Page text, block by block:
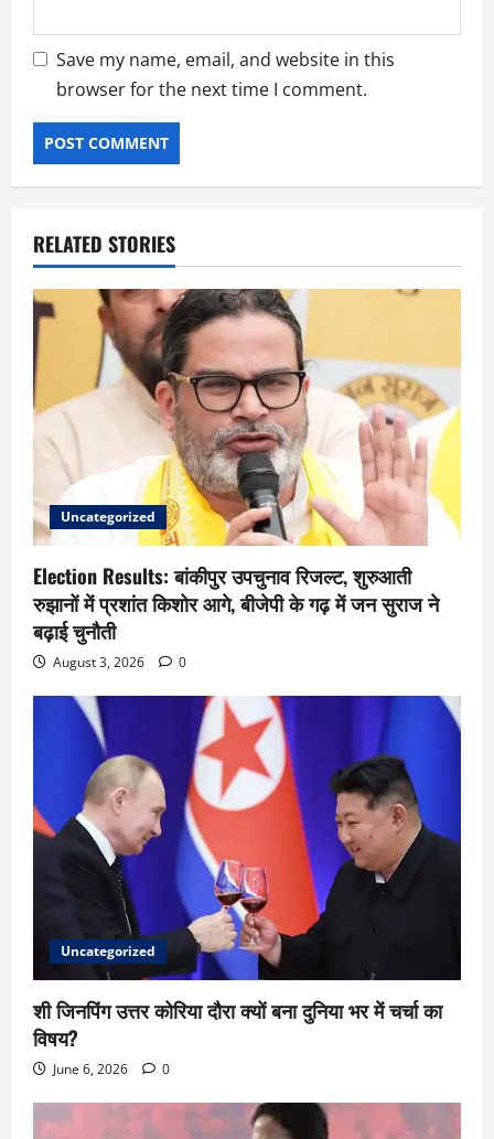
Save my name, email, and website in this
browser for the next time I comment.
RELATED STORIES
Uncategorized
Election Results: बांकीपुर उपचुनाव रिजल्ट, शुरुआती
रुझानों में प्रशांत किशोर आगे, बीजेपी के गढ़ में जन सुराज ने
बढ़ाई चुनौती
August 3, 2026 0
Uncategorized
शी जिनपिंग उत्तर कोरिया दौरा क्यों बना दुनिया भर में चर्चा का
विषय?
June 6, 2026 0